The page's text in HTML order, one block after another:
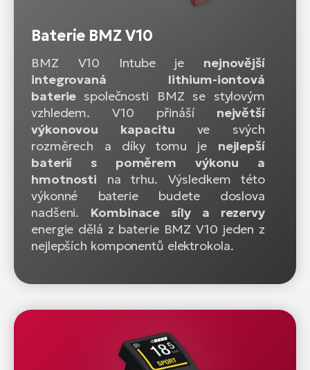
Baterie BMZ V10
BMZ V10 Intube je nejnovější
integrovaná lithium-iontová
baterie společnosti BMZ se stylovým
vzhledem. V10 přináší největší
výkonovou kapacitu ve svých
rozměrech a díky tomu je nejlepší
baterií s poměrem výkonu a
hmotnosti na trhu. Výsledkem této
výkonné baterie budete doslova
nadšeni. Kombinace síly a rezervy
energie dělá z baterie BMZ V10 jeden z
nejlepších komponentů elektrokola.